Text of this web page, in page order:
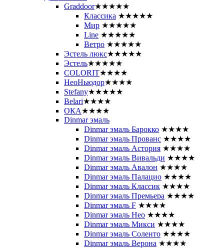
Graddoor★★★★★
Классика ★★★★★
Мир ★★★★★
Line ★★★★★
Ветро ★★★★★
Эстель люкс★★★★★
Эстель★★★★★
COLORIT★★★★
НеоНьюдор★★★★
Stefany★★★★★
Belari★★★★
ОКА★★★★
Dinmar эмаль
Dinmar эмаль Барокко ★★★★
Dinmar эмаль Прованс ★★★★
Dinmar эмаль Астория ★★★★
Dinmar эмаль Вивальди ★★★★
Dinmar эмаль Авалон ★★★★
Dinmar эмаль Палацио ★★★★
Dinmar эмаль Классик ★★★★
Dinmar эмаль Премьера ★★★★
Dinmar эмаль F ★★★★
Dinmar эмаль Нео ★★★★
Dinmar эмаль Микси ★★★★
Dinmar эмаль Соленто ★★★★
Dinmar эмаль Верона ★★★★